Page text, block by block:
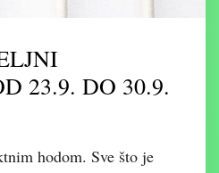
23.9. DO 30.9.
hodom. Sve što je